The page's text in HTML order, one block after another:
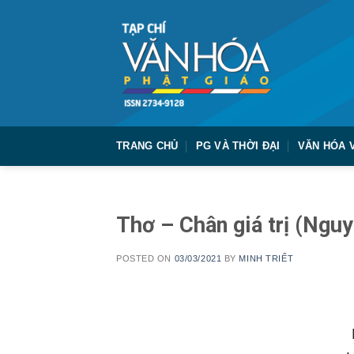
TRANG CHỦ PG VÀ THỜI ĐẠI VĂN HÓA
Thơ – Chân giá trị
POSTED ON 03/03/2021 BY MINH TRIẾT